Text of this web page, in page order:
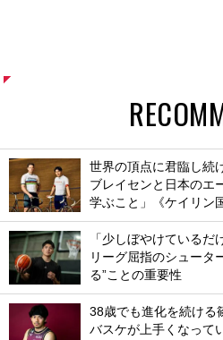
世界の頂点に君臨し続
ブレイセンと日本のエ
学ぶこと」《ケイリン
「少しぼやけている
リーグ屈指のシュータ
る”ことの重要性
38歳でも進化を続ける
バスケが上手くなって